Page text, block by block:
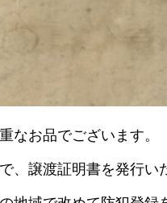
なお品でございます。
、譲渡証明書を発行い